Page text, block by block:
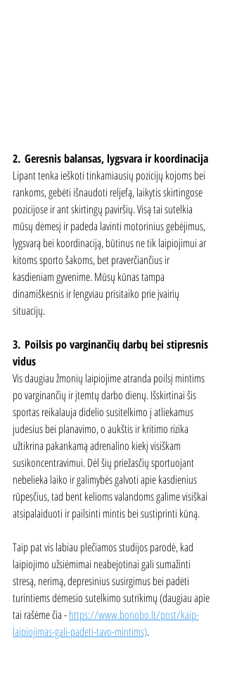
2. Geresnis balansas, lygsvara ir koordinacija
Lipant tenka ieškoti tinkamiausių pozicijų kojoms bei
rankoms, gebėti išnaudoti reljefą, laikytis skirtingose
pozicijose ir ant skirtingų paviršių. Visą tai sutelkia
mūsų dėmesį ir padeda lavinti motorinius gebėjimus,
lygsvarą bei koordinaciją, būtinus ne tik laipiojimui ar
kitoms sporto šakoms, bet praverčiančius ir
kasdieniam gyvenime. Mūsų kūnas tampa
dinamiškesnis ir lengviau prisitaiko prie įvairių
situacijų.
3. Poilsis po varginančių darbų bei stipresnis
vidus
Vis daugiau žmonių laipiojime atranda poilsį mintims
po varginančių ir įtemtų darbo dienų. Išskirtinai šis
sportas reikalauja didelio susitelkimo į atliekamus
judesius bei planavimo, o aukštis ir kritimo rizika
užtikrina pakankamą adrenalino kiekį visiškam
susikoncentravimui. Dėl šių priežasčių sportuojant
nebelieka laiko ir galimybės galvoti apie kasdienius
rūpesčius, tad bent kelioms valandoms galime visiškai
atsipalaiduoti ir pailsinti mintis bei sustiprinti kūną.
Taip pat vis labiau plečiamos studijos parodė, kad
laipiojimo užsiėmimai neabejotinai gali sumažinti
stresą, nerimą, depresinius susirgimus bei padėti
turintiems dėmesio sutelkimo sutrikimų (daugiau apie
tai rašėme čia - https://www.bonobo.lt/post/kaip-
laipiojimas-gali-padeti-tavo-mintims).